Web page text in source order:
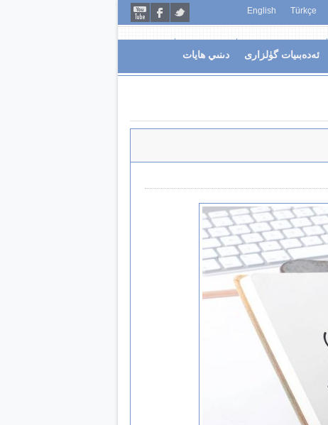
Türkçe
English
ئەدەبىيات گۈلزارى دىنىي ھايات